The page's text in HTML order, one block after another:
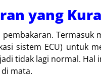
yang
sistem ECU) untuk
tidak lagi normal.
mata.